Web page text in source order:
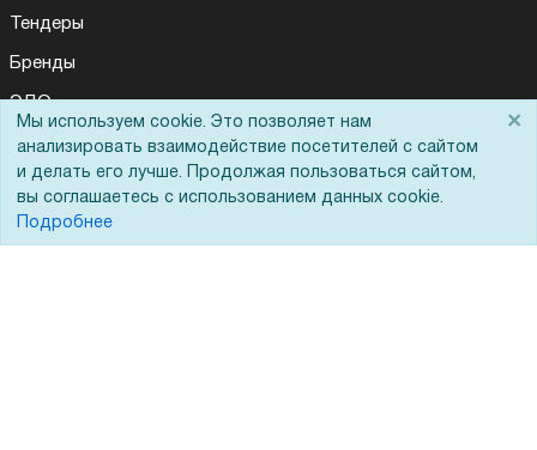
Тендеры
Бренды
ЭДО
Помощь
Вопрос-ответ
Мы используем cookie. Это позволяет нам
анализировать взаимодействие посетителей с сайтом
и делать его лучше. Продолжая пользоваться сайтом,
вы соглашаетесь с использованием данных cookie.
Подробнее
×